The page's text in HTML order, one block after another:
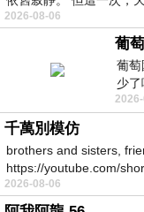
2026-08-06
葡
葡
少
一
千萬別模仿
brothers and sisters,
https://youtube.com/
https
2026-08-06